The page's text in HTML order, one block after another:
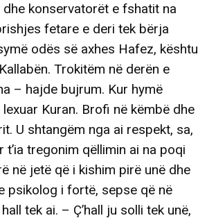
konservatorët e fshatit na
fetare e deri tek bërja
odës së axhes Hafez, kështu
Trokitëm në derën e
– hajde bujrum. Kur hymë
Kuran. Brofi në këmbë dhe
U shtangëm nga ai respekt, sa,
tregonim qëllimin ai na poqi
në jetë që i kishim pirë unë dhe
psikolog i fortë, sepse që në
tek ai. – Ç’hall ju solli tek unë,